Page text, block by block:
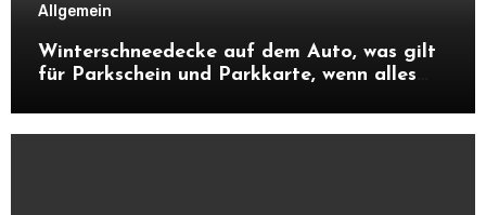
Allgemein
Winterschneedecke auf dem Auto, was gilt
für Parkschein und Parkkarte, wenn alles